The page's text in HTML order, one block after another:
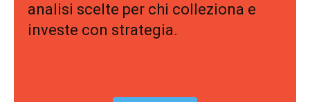
analisi scelte per chi colleziona e
investe con strategia.